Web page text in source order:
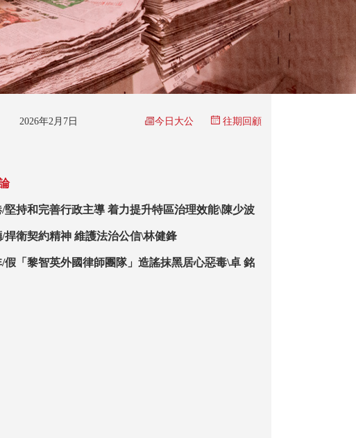
2026年2月7日 今日大公 往期回顧
堅持和完善行政主導 着力提升特區治理效能\陳少波
捍衛契約精神 維護法治公信\林健鋒
假「黎智英外國律師團隊」造謠抹黑居心惡毒\卓 銘